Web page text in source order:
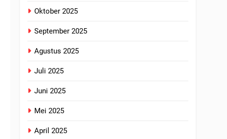
Oktober 2025
September 2025
Agustus 2025
Juli 2025
Juni 2025
Mei 2025
April 2025